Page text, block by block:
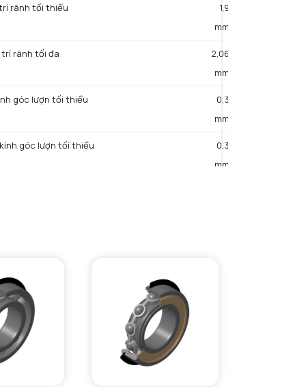
rãnh tối thiểu
1,9
mm
trí rãnh tối đa
2,06
mm
góc lượn tối thiểu
0,3
mm
góc lượn tối thiểu
0,3
mm
rộng rãnh tối đa
cách tới lỗ phun dầu